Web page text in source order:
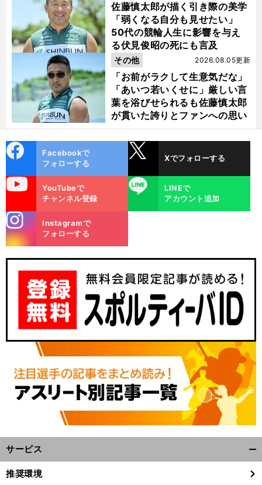
佐藤慎太郎が描く引き際の美学
「弱くなる自分も見せたい」
50代の競輪人生に影響を与え
る伏見俊昭の死にも言及
「お前がラクして生意気だな」
「あいつ若いくせに」厳しい言
葉を浴びせられるも佐藤慎太郎
が貫いた誇りとファンへの思い
2026.08.05更新
その他
ok
Facebookで
フォローする
Xでフォローする
YouTubeで
チャンネル登録
LINE
LINEで
アカウント追加
m
Instagramで
フォローする
サービス
閉
推奨環境